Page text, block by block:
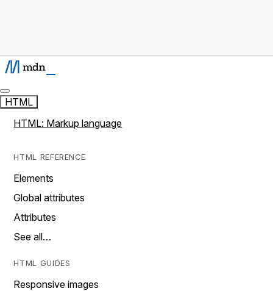
HTML
HTML: Markup language
HTML REFERENCE
Elements
Global attributes
Attributes
See all…
HTML GUIDES
Responsive images